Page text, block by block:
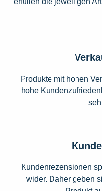
Produkte mit hohen
hohe
Kundenrezensionen
wider. Daher geben